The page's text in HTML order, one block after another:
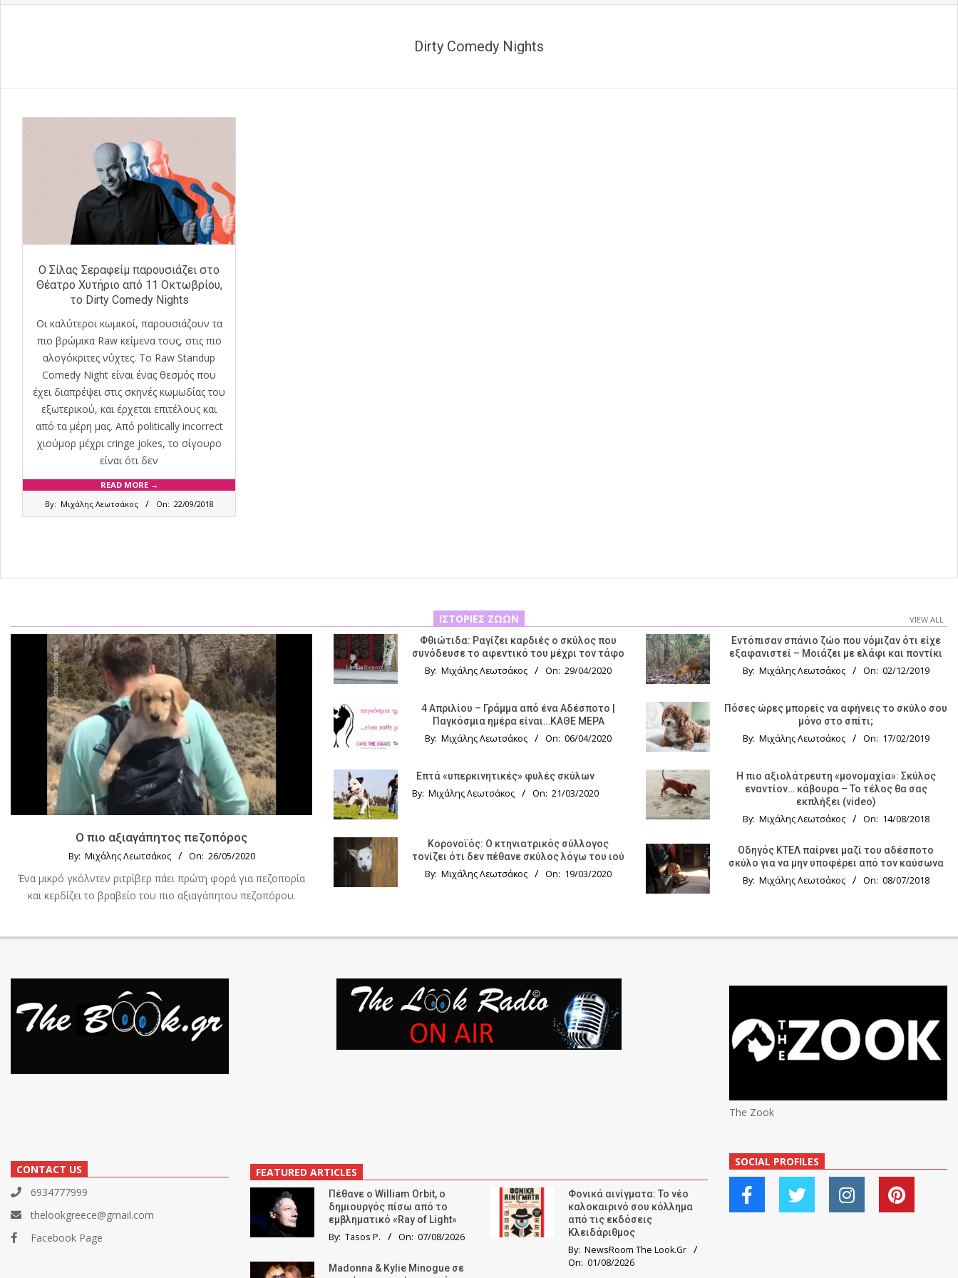
Dirty Comedy Nights
Ο Σίλας Σεραφείμ παρουσιάζει στο
Θέατρο Χυτήριο από 11 Οκτωβρίου,
το Dirty Comedy Nights
Οι καλύτεροι κωμικοί, παρουσιάζουν τα
πιο βρώμικα Raw κείμενα τους, στις πιο
αλογόκριτες νύχτες. To Raw Standup
Comedy Night είναι ένας θεσμός που
έχει διαπρέψει στις σκηνές κωμωδίας του
εξωτερικού, και έρχεται επιτέλους και
από τα μέρη μας. Από politically incorrect
χιούμορ μέχρι cringe jokes, το σίγουρο
είναι ότι δεν
READ MORE →
By: Μιχάλης Λεωτσάκος On: 22/09/2018
ΙΣΤΟΡΊΕΣ ΖΏΩΝ VIEW ALL
Ο πιο αξιαγάπητος πεζοπόρος
By: Μιχάλης Λεωτσάκος On: 26/05/2020
Ένα μικρό γκόλντεν ριτρίβερ πάει πρώτη φορά για πεζοπορία
και κερδίζει το βραβείο του πιο αξιαγάπητου πεζοπόρου.
Φθιώτιδα: Ραγίζει καρδιές ο σκύλος που
συνόδευσε το αφεντικό του μέχρι τον τάφο
By: Μιχάλης Λεωτσάκος On: 29/04/2020
4 Απριλίου – Γράμμα από ένα Αδέσποτο |
Παγκόσμια ημέρα είναι…ΚΑΘΕ ΜΕΡΑ
By: Μιχάλης Λεωτσάκος On: 06/04/2020
Επτά «υπερκινητικές» φυλές σκύλων
By: Μιχάλης Λεωτσάκος On: 21/03/2020
Κορονοϊός: Ο κτηνιατρικός σύλλογος
τονίζει ότι δεν πέθανε σκύλος λόγω του ιού
By: Μιχάλης Λεωτσάκος On: 19/03/2020
Εντόπισαν σπάνιο ζώο που νόμιζαν ότι είχε
εξαφανιστεί – Μοιάζει με ελάφι και ποντίκι
By: Μιχάλης Λεωτσάκος On: 02/12/2019
Πόσες ώρες μπορείς να αφήνεις το σκύλο σου
μόνο στο σπίτι;
By: Μιχάλης Λεωτσάκος On: 17/02/2019
Η πιο αξιολάτρευτη «μονομαχία»: Σκύλος
εναντίον… κάβουρα – Το τέλος θα σας
εκπλήξει (video)
By: Μιχάλης Λεωτσάκος On: 14/08/2018
Οδηγός KTΕΛ παίρνει μαζί του αδέσποτο
σκύλο για να μην υποφέρει από τον καύσωνα
By: Μιχάλης Λεωτσάκος On: 08/07/2018
CONTACT US
6934777999
thelookgreece@gmail.com
Facebook Page
FEATURED ARTICLES
Πέθανε ο William Orbit, ο
δημιουργός πίσω από το
εμβληματικό «Ray of Light»
By: Tasos P. On: 07/08/2026
Madonna & Kylie Minogue σε
Φονικά αινίγματα: Το νέο
καλοκαιρινό σου κόλλημα
από τις εκδόσεις
Κλειδάριθμος
By: NewsRoom The Look.Gr
On: 01/08/2026
The Zook
SOCIAL PROFILES